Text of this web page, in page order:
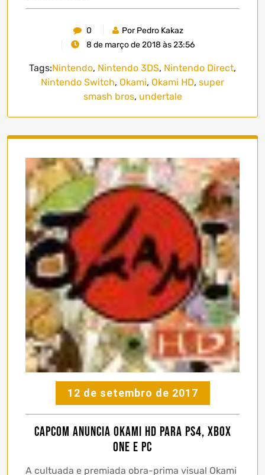
0
Por Pedro Kakaz
8 de março de 2018 às 23:56
Tags:Nintendo, Nintendo 3DS, Nintendo Direct,
Nintendo Switch, Okami, Okami HD, super
smash bros, undertale
12 de setembro de 2017
Capcom anuncia Okami HD para PS4, Xbox
One e PC
A cultuada e premiada obra-prima visual Okami